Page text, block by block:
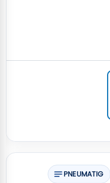
PNEUMATIG